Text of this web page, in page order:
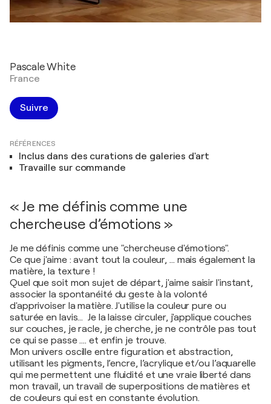
Pascale White
France
Suivre
RÉFÉRENCES
Inclus dans des curations de galeries d'art
Travaille sur commande
« Je me définis comme une
chercheuse d’émotions »
Je me définis comme une "chercheuse d'émotions".
Ce que j'aime : avant tout la couleur, ... mais également la
matière, la texture !
Quel que soit mon sujet de départ, j'aime saisir l'instant,
associer la spontanéité du geste à la volonté
d'apprivoiser la matière. J'utilise la couleur pure ou
saturée en lavis... Je la laisse circuler, j'applique couches
sur couches, je racle, je cherche, je ne contrôle pas tout
ce qui se passe .... et enfin je trouve.
Mon univers oscille entre figuration et abstraction,
utilisant les pigments, l’encre, l’acrylique et/ou l’aquarelle
qui me permettent une fluidité et une vraie liberté dans
mon travail, un travail de superpositions de matières et
de couleurs qui est en constante évolution.